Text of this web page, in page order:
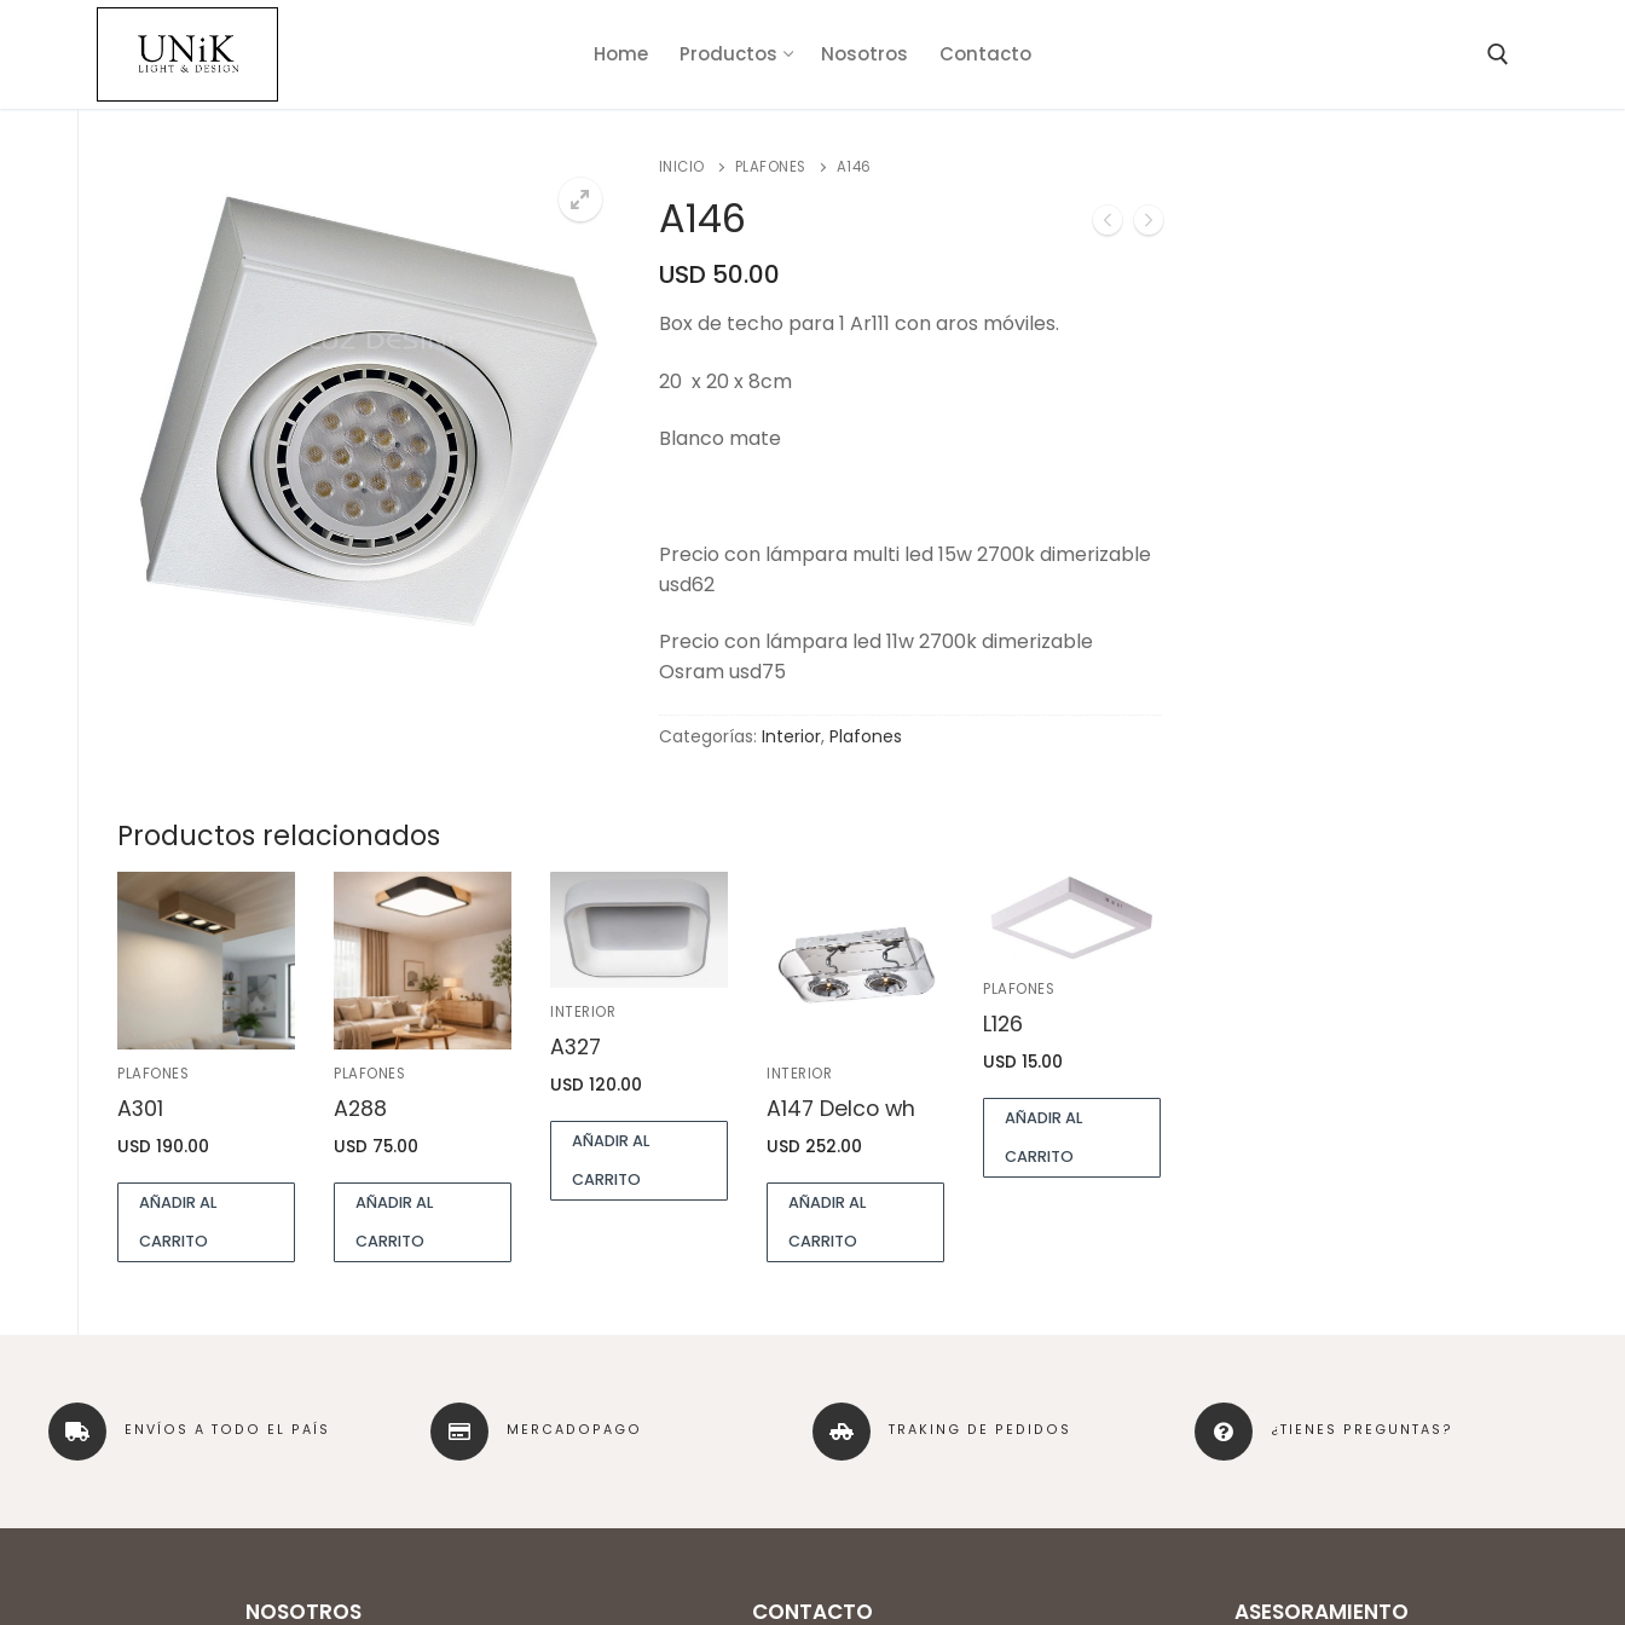
Home Productos Nosotros Contacto
🔍
INICIO PLAFONES A146
A146
USD 50.00
Box de techo para 1 Ar111 con aros móviles.
20 x 20 x 8cm
Blanco mate
Precio con lámpara multi led 15w 2700k dimerizable
usd62
Precio con lámpara led 11w 2700k dimerizable
Osram usd75
Categorías: Interior, Plafones
Productos relacionados
PLAFONES
A301
USD 190.00
AÑADIR AL
CARRITO
PLAFONES
A288
USD 75.00
AÑADIR AL
CARRITO
INTERIOR
A327
USD 120.00
AÑADIR AL
CARRITO
INTERIOR
A147 Delco wh
USD 252.00
AÑADIR AL
CARRITO
PLAFONES
L126
USD 15.00
AÑADIR AL
CARRITO
ENVÍOS A TODO EL PAÍS MERCADOPAGO TRAKING DE PEDIDOS ¿TIENES PREGUNTAS?
NOSOTROS CONTACTO ASESORAMIENTO